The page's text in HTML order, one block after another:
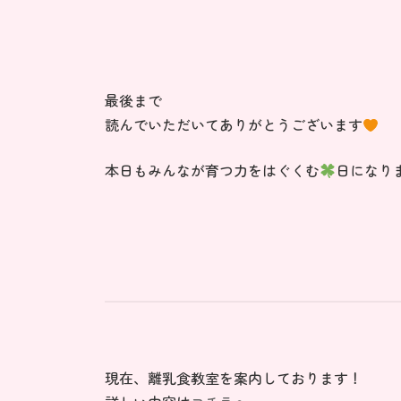
最後まで
読んでいただいてありがとうございます
本日もみんなが育つ力をはぐくむ 日になり
現在、離乳食教室を案内しております！